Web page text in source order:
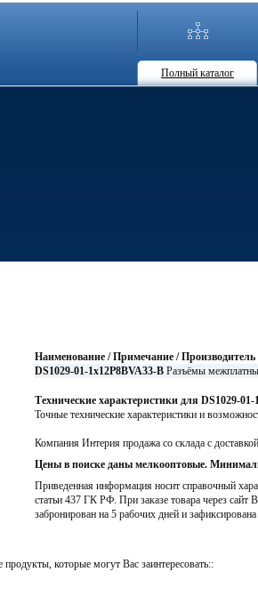
Полный каталог
Наименование / Примечание / Производитель
DS1029-01-1x12P8BVA33-B Разъёмы
Технические характеристики для DS1029-01-
Точные технические характеристики и
Компания Интерия продажа со склада с
Цены в поиске даны мелкооптовые.
Приведенная информация носит справочный
статьи 437 ГК РФ. При заказе товара через сайт
забронирован на 5 рабочих дней и
которые могут Вас заинтересовать::